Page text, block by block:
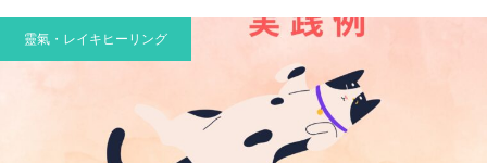
靈氣・レイキヒーリング